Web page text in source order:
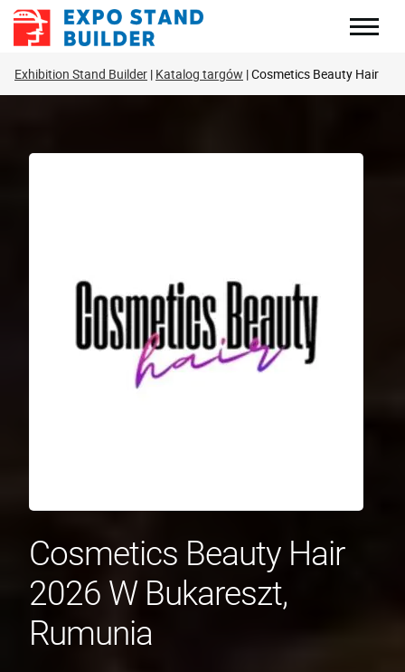
Skip
Exhibition Stand Builder Katalog targów Cosmetics Beauty Hair
Cosmetics Beauty Hair
2026 W Bukareszt,
Rumunia